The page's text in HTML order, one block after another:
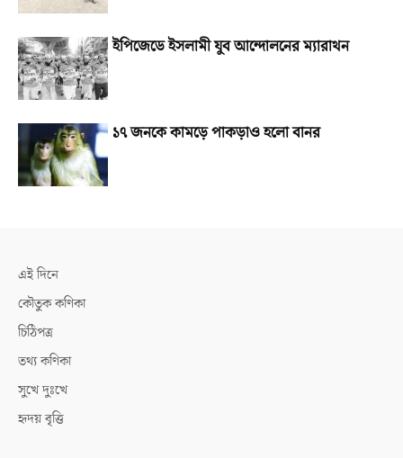
ইপিজেডে ইসলামী যুব আন্দোলনের ম্যারাথন
১৭ জনকে কামড়ে পাকড়াও হলো বানর
এই দিনে
কৌতুক কণিকা
চিঠিপত্র
তথ্য কণিকা
সুখে দুঃখে
হৃদয় বৃত্তি